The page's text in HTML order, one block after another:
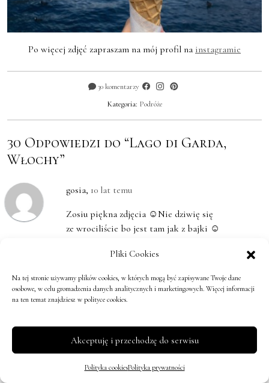
Pliki Cookies
Na tej stronie używamy plików cookies, w których mogą być zapisywane Twoje dane
osobowe, w celu gromadzenia danych analitycznych i marketingowych. Więcej informacji
na ten temat znajdziesz w polityce cookies.
Akceptuję i przechodzę do serwisu
Polityka cookiesPolityka prywatności
Po więcej zdjęć zapraszam na mój profil na instagramie
30 komentarzy
Kategoria: Podróże
30 Odpowiedzi do “Lago di Garda,
Włochy”
gosia, 10 lat temu
Zosiu piękna zdjęcia ☺Nie dziwię się
ze wrociliście bo jest tam jak z bajki ☺
Odpowiedz↓
Zosia,10 lat temu
tęsknie… :(